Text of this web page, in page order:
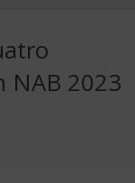
NAB 2023